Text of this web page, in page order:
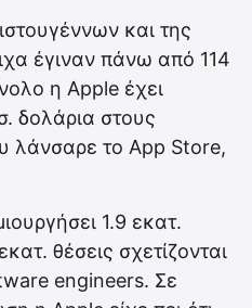
και της
έγιναν πάνω από 114
η Apple έχει
δολάρια στους
λάνσαρε το App Store,
1.9 εκατ.
θέσεις σχετίζονται
engineers. Σε